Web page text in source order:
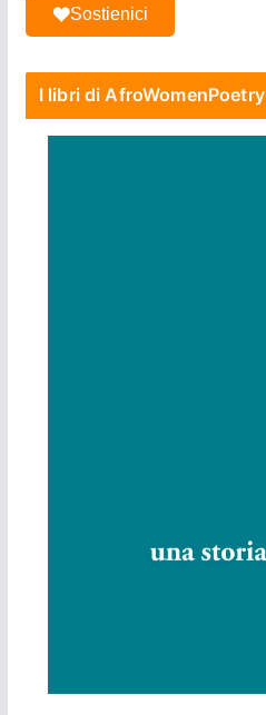
Sostienici
I libri di AfroWomenPoetry